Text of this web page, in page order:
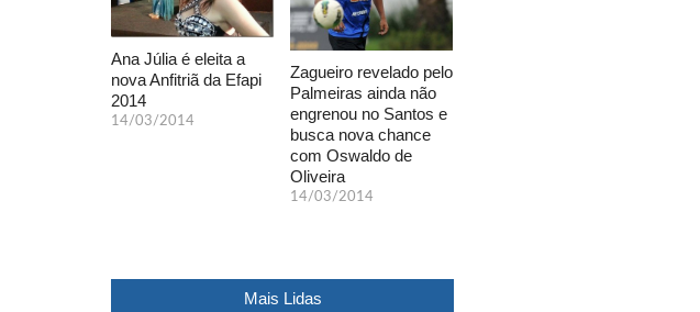
Ana Júlia é eleita a
nova Anfitriã da Efapi
2014
14/03/2014
Zagueiro revelado pelo
Palmeiras ainda não
engrenou no Santos e
busca nova chance
com Oswaldo de
Oliveira
14/03/2014
Mais Lidas